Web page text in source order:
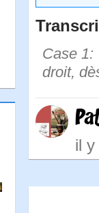
Case 1:
droit,
il y